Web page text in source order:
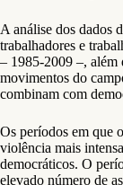
A análise dos dados
trabalhadores e
– 1985-2009 –, além
movimentos do
combinam com
Os períodos em que
violência mais
democráticos. O
elevado número de